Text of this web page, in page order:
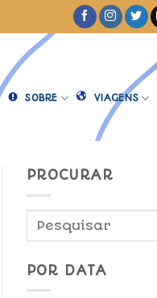
SOBRE VIAGENS
PROCURAR
POR DATA